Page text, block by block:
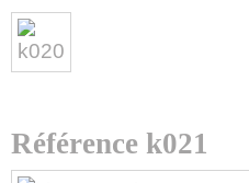
Référence k021